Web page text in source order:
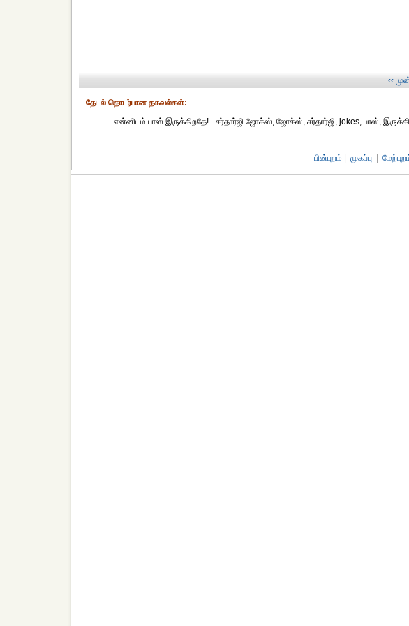
‹‹
தேட‌ல் தொட‌ர்பான தகவ‌ல்க‌ள்:
என்னிடம் பாஸ் இருக்கிறதே! - சர்தார்ஜி ஜோக்ஸ், ஜோக்ஸ், சர்தார்ஜி, jokes, பாஸ்,
பின்புறம் முகப்பு